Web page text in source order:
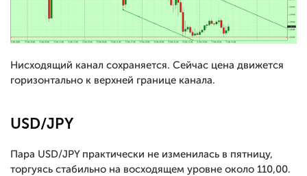
Нисходящий канал сохраняется. Сейчас цена движется
горизонтально к верхней границе канала.
USD/JPY
Пара USD/JPY практически не изменилась в пятницу,
торгуясь стабильно на восходящем уровне около 110,00.